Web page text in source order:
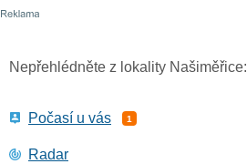
Nepřehlédněte z lokality Našiměřice:
Počasí u vás 1
Radar